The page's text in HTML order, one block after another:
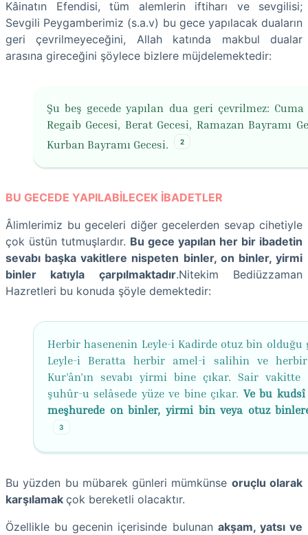
Kâinatın Efendisi, tüm alemlerin iftiharı ve sevgilisi;
Sevgili Peygamberimiz (s.a.v) bu gece yapılacak duaların
geri çevrilmeyeceğini, Allah katında makbul dualar
arasına gireceğini şöylece bizlere müjdelemektedir:
Şu beş gecede yapılan dua geri çevrilmez: Cuma
Regaib Gecesi, Berat Gecesi, Ramazan Bayramı
Kurban Bayramı Gecesi.
2
BU GECEDE YAPILABİLECEK İBADETLER
Âlimlerimiz bu geceleri diğer gecelerden sevap cihetiyle
çok üstün tutmuşlardır. Bu gece yapılan her bir ibadetin
sevabı başka vakitlere nispeten binler, on binler, yirmi
binler katıyla çarpılmaktadır.Nitekim Bediüzzaman
Hazretleri bu konuda şöyle demektedir:
Herbir hasenenin Leyle-i Kadirde otuz bin olduğu
Leyle-i Beratta herbir amel-i salihin ve
Kur’ân’ın sevabı yirmi bine çıkar. Sair
şuhûr-u selâsede yüze ve bine çıkar. Ve bu
meşhurede on binler, yirmi bin veya otuz
3
Bu yüzden bu mübarek günleri mümkünse oruçlu olarak
karşılamak çok bereketli olacaktır.
Özellikle bu gecenin içerisinde bulunan akşam, yatsı ve